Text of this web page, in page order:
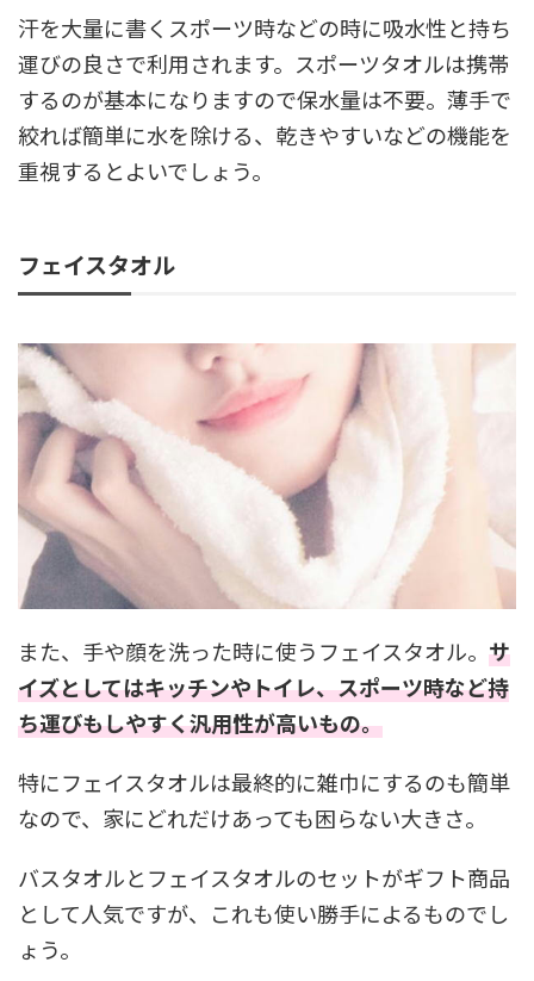
汗を大量に書くスポーツ時などの時に吸水性と持ち
運びの良さで利用されます。スポーツタオルは携帯
するのが基本になりますので保水量は不要。薄手で
絞れば簡単に水を除ける、乾きやすいなどの機能を
重視するとよいでしょう。
フェイスタオル
また、手や顔を洗った時に使うフェイスタオル。 サ
イズとしてはキッチンやトイレ、スポーツ時など持
ち運びもしやすく汎用性が高いもの。
特にフェイスタオルは最終的に雑巾にするのも簡単
なので、家にどれだけあっても困らない大きさ。
バスタオルとフェイスタオルのセットがギフト商品
として人気ですが、これも使い勝手によるものでし
ょう。